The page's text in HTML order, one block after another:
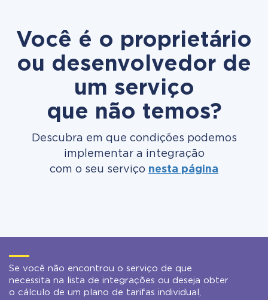
Você é o proprietário
ou desenvolvedor de
um serviço
que não temos?
Descubra em que condições podemos
implementar a integração
com o seu serviço nesta página
Se você não encontrou o serviço de que
necessita na lista de integrações ou deseja obter
o cálculo de um plano de tarifas individual,